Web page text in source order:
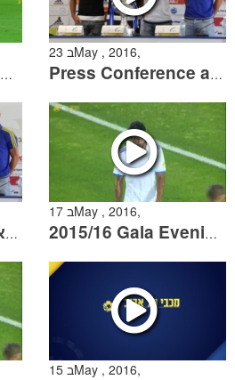
הרגעים הגדולים של גל אלברמן עונת 2015/16
23 בMay , 2016,
Press Conference at Shefayim prior to State Cup Final
מסע"ת בשפיים לקראת גמר גביע המדינה
17 בMay , 2016,
2015/16 Gala Evening - The Next Generation
15 בMay , 2016,